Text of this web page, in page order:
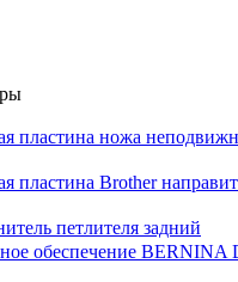
пластина ножа
пластина Brother
петлителя задний
обеспечение BERNINA